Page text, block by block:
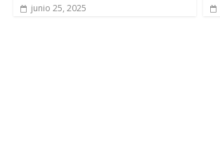
junio 25, 2025